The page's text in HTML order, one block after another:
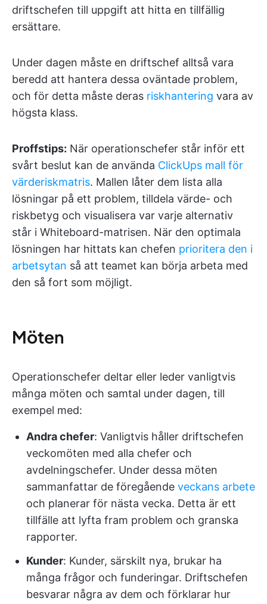
driftschefen till uppgift att hitta en tillfällig
ersättare.
Under dagen måste en driftschef alltså vara
beredd att hantera dessa oväntade problem,
och för detta måste deras riskhantering vara av
högsta klass.
Proffstips: När operationschefer står inför ett
svårt beslut kan de använda ClickUps mall för
värderiskmatris. Mallen låter dem lista alla
lösningar på ett problem, tilldela värde- och
riskbetyg och visualisera var varje alternativ
står i Whiteboard-matrisen. När den optimala
lösningen har hittats kan chefen prioritera den i
arbetsytan så att teamet kan börja arbeta med
den så fort som möjligt.
Möten
Operationschefer deltar eller leder vanligtvis
många möten och samtal under dagen, till
exempel med:
Andra chefer: Vanligtvis håller driftschefen
veckomöten med alla chefer och
avdelningschefer. Under dessa möten
sammanfattar de föregående veckans arbete
och planerar för nästa vecka. Detta är ett
tillfälle att lyfta fram problem och granska
rapporter.
Kunder: Kunder, särskilt nya, brukar ha
många frågor och funderingar. Driftschefen
besvarar några av dem och förklarar hur